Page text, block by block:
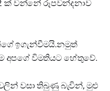
ක් වන්නේ රූපවන්දනාව
ඉගැන්වීමයි.නමුත්
අපගේ විමතියට හේතුවේ.
වසා තිබුණු බැවින්, මුළු